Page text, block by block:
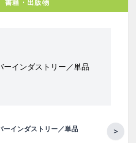
書籍・出版物
>
ーインダストリー／単品